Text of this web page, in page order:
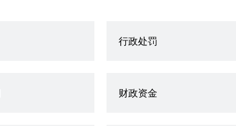
行政处罚
财政资金